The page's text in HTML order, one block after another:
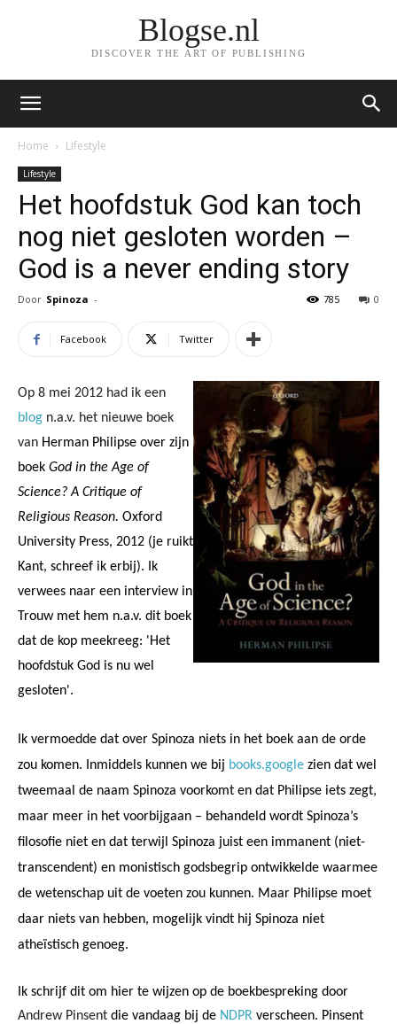
Blogse.nl
DISCOVER THE ART OF PUBLISHING
Home Lifestyle
Lifestyle
Het hoofdstuk God kan toch
nog niet gesloten worden –
God is a never ending story
Door Spinoza - 0
785
Facebook Twitter
Op 8 mei 2012 had ik een
blog n.a.v. het nieuwe boek
van Herman Philipse over zijn
boek God in the Age of
Science? A Critique of
Religious Reason. Oxford
University Press, 2012 (je ruikt
Kant, schreef ik erbij). Ik
verwees naar een interview in
Trouw met hem n.a.v. dit boek
dat de kop meekreeg: 'Het
hoofdstuk God is nu wel
gesloten'.
Ik vermoedde dat over Spinoza niets in het boek aan de orde
zou komen. Inmiddels kunnen we bij books.google zien dat wel
tweemaal de naam Spinoza voorkomt en dat Philipse iets zegt,
maar meer in het voorbijgaan – behandeld wordt Spinoza’s
filosofie niet en dat terwijl Spinoza juist een immanent (niet-
transcendent) en monistisch godsbegrip ontwikkelde waarmee
de wetenschap uit de voeten zou kunnen. Maar Philipse moet
daar niets van hebben, mogelijk vindt hij Spinoza niet
atheïstisch genoeg.
Ik schrijf dit om hier te wijzen op de boekbespreking door
Andrew Pinsent die vandaag bij de NDPR verscheen. Pinsent